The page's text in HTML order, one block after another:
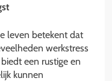
leven betekent dat
werkstress
een rustige en
kunnen